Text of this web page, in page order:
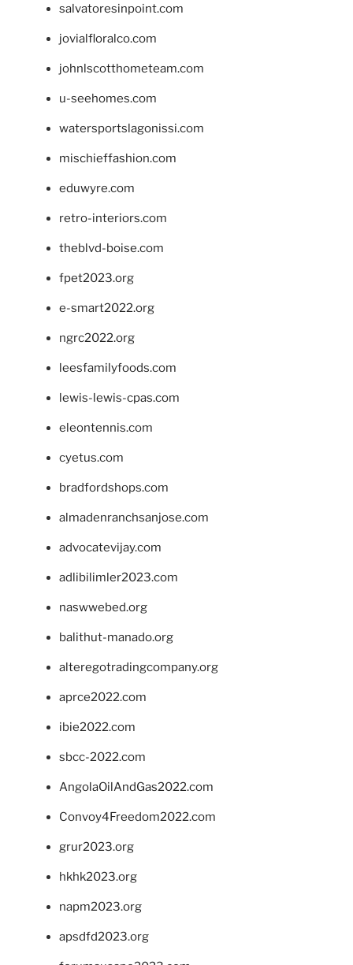
salvatoresinpoint.com
jovialfloralco.com
johnlscotthometeam.com
u-seehomes.com
watersportslagonissi.com
mischieffashion.com
eduwyre.com
retro-interiors.com
theblvd-boise.com
fpet2023.org
e-smart2022.org
ngrc2022.org
leesfamilyfoods.com
lewis-lewis-cpas.com
eleontennis.com
cyetus.com
bradfordshops.com
almadenranchsanjose.com
advocatevijay.com
adlibilimler2023.com
naswwebed.org
balithut-manado.org
alteregotradingcompany.org
aprce2022.com
ibie2022.com
sbcc-2022.com
AngolaOilAndGas2022.com
Convoy4Freedom2022.com
grur2023.org
hkhk2023.org
napm2023.org
apsdfd2023.org